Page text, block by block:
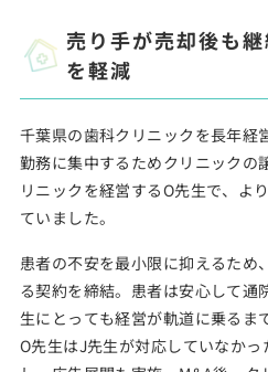
売り手が売却後も
を軽減
千葉県の歯科クリニックを長年経
勤務に集中するためクリニックの
リニックを経営するO先生で、よ
ていました。
患者の不安を最小限に抑えるため
る契約を締結。患者は安心して通
生にとっても経営が軌道に乗るま
O先生はJ先生が対応していなか